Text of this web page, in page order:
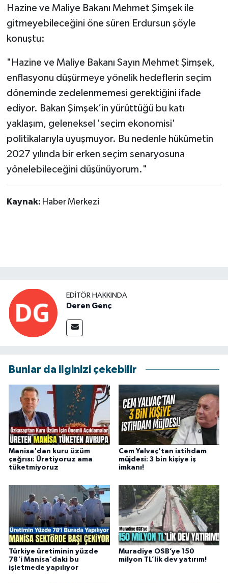
Hazine ve Maliye Bakanı Mehmet Şimşek ile
gitmeyebileceğini öne süren Erdursun şöyle
konuştu:
"Hazine ve Maliye Bakanı Sayın Mehmet Şimşek,
enflasyonu düşürmeye yönelik hedeflerin seçim
döneminde zedelenmemesi gerektiğini ifade
ediyor. Bakan Şimşek’in yürüttüğü bu katı
yaklaşım, geleneksel 'seçim ekonomisi'
politikalarıyla uyuşmuyor. Bu nedenle hükümetin
2027 yılında bir erken seçim senaryosuna
yönelebileceğini düşünüyorum."
Kaynak: Haber Merkezi
EDITÖR HAKKINDA
Deren Genç
Bunlar da ilginizi çekebilir
Manisa'dan kuru üzüm
çağrısı: Üretiyoruz ama
tüketmiyoruz
Cem Yalvaç'tan istihdam
müjdesi: 3 bin kişiye iş
imkanı!
Türkiye üretiminin yüzde
78'i Manisa'daki bu
işletmede yapılıyor
Muradiye OSB’ye 150
milyon TL’lik dev yatırım!